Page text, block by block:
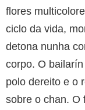
flores
ciclo da vida,
detona nunha
corpo. O
polo dereito e o
sobre o chan. O